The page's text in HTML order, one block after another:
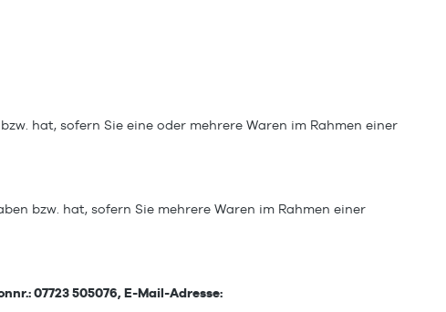
hat, sofern Sie eine oder mehrere Waren im Rahmen einer
bzw. hat, sofern Sie mehrere Waren im Rahmen einer
07723 505076, E-Mail-Adresse: